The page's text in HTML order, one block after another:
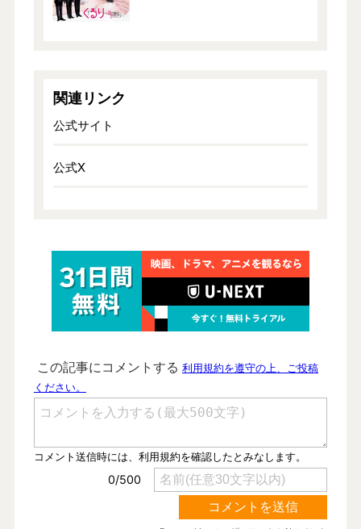
関連リンク
公式サイト
公式X